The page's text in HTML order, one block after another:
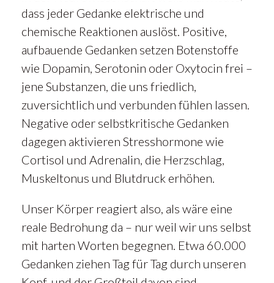
dass jeder Gedanke elektrische und
chemische Reaktionen auslöst. Positive,
aufbauende Gedanken setzen Botenstoffe
wie Dopamin, Serotonin oder Oxytocin frei –
jene Substanzen, die uns friedlich,
zuversichtlich und verbunden fühlen lassen.
Negative oder selbstkritische Gedanken
dagegen aktivieren Stresshormone wie
Cortisol und Adrenalin, die Herzschlag,
Muskeltonus und Blutdruck erhöhen.
Unser Körper reagiert also, als wäre eine
reale Bedrohung da – nur weil wir uns selbst
mit harten Worten begegnen. Etwa 60.000
Gedanken ziehen Tag für Tag durch unseren